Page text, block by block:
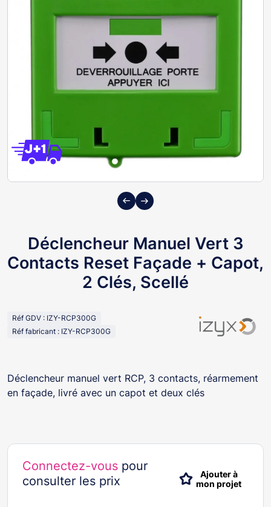
Previous
Next
Déclencheur Manuel Vert 3
Contacts Reset Façade + Capot,
2 Clés, Scellé
Réf GDV : IZY-RCP300G
Réf fabricant : IZY-RCP300G
Déclencheur manuel vert RCP, 3 contacts, réarmement
en façade, livré avec un capot et deux clés
Connectez-vous pour
consulter les prix
Ajouter à
mon projet